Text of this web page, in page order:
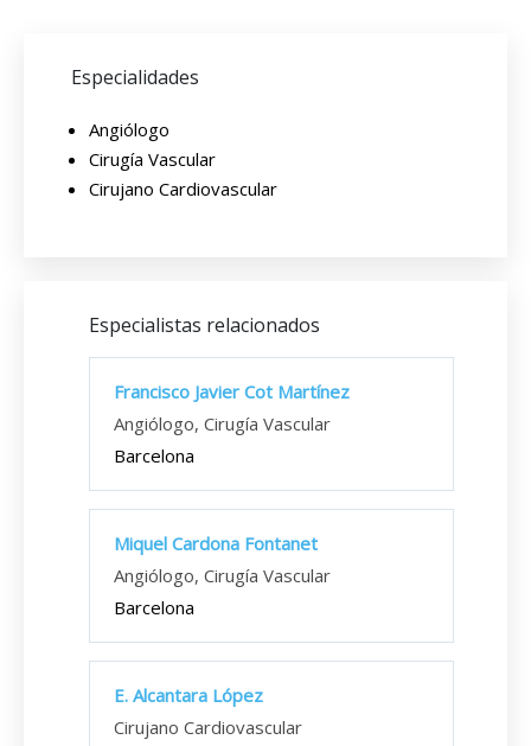
Especialidades
Angiólogo
Cirugía Vascular
Cirujano Cardiovascular
Especialistas relacionados
Francisco Javier Cot Martínez
Angiólogo, Cirugía Vascular
Barcelona
Miquel Cardona Fontanet
Angiólogo, Cirugía Vascular
Barcelona
E. Alcantara López
Cirujano Cardiovascular